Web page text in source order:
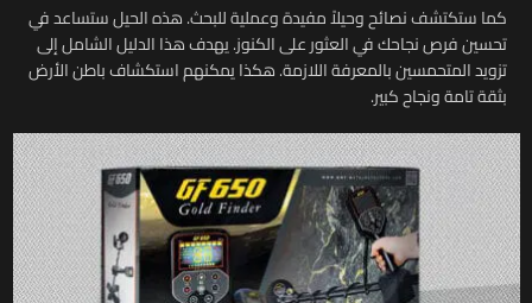
كما ستكتشف نصائح وحيلاً مفيدة وعملية للبحث. هذه الحيل ستساعد في
تحسين فرص نجاحك في العثور على الكنوز. يهدف هذا الدليل الشامل إلى
تزويد المتحمسين بالمعرفة اللازمة. هكذا يمكنهم استكشاف باطن الأرض
بثقة تامة ونجاح كبير.